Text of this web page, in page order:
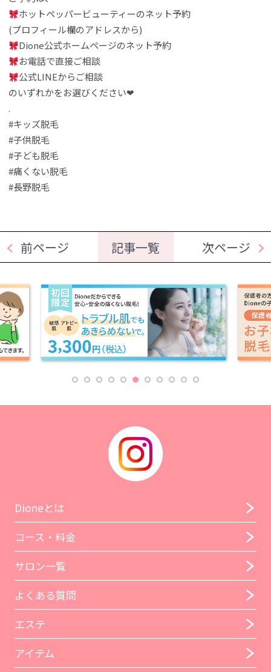
ホットペッパービューティーのネット予約
(プロフィール欄のアドレスから)
Dione公式ホームページのネット予約
お電話で直接ご相談
公式LINEからご相談
のいずれかをお選びください❤︎
.
#キッズ脱毛
#子供脱毛
#子ども脱毛
#痛くない脱毛
#長野脱毛
前ページ 記事一覧 次ページ
Dioneとは
コース・料金
サロン一覧
よくある質問
エステ
アイテム